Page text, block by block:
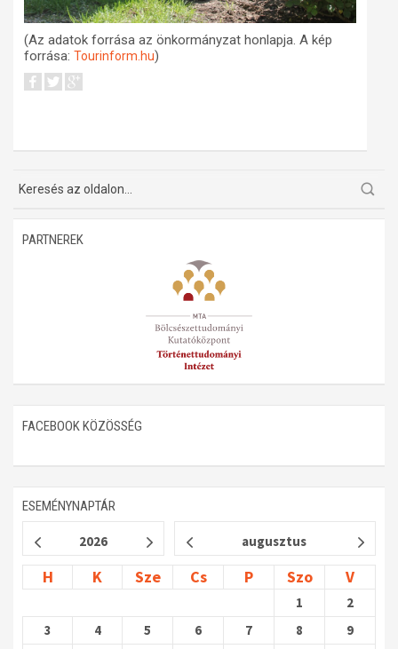
(Az adatok forrása az önkormányzat honlapja. A kép
forrása: Tourinform.hu)
PARTNEREK
FACEBOOK KÖZÖSSÉG
ESEMÉNYNAPTÁR
2026 augusztus
H K Sze Cs P Szo V
1
2
3
4 5 6 7 8 9